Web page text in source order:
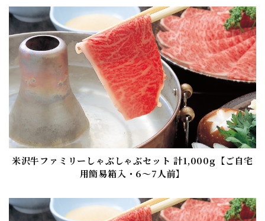
米沢牛ファミリーしゃぶしゃぶセット 計1,000g【ご自宅
用簡易箱入・6〜7人前】